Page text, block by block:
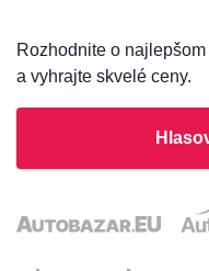
Rozhodnite o
a vyhrajte skvelé ceny.